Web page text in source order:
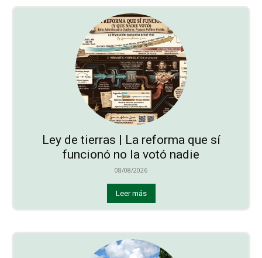
Ley de tierras | La reforma que sí
funcionó no la votó nadie
08/08/2026
Leer más